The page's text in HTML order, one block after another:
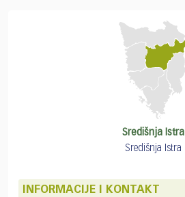
Središnja Istra
Središnja Istra
INFORMACIJE I KONTAKT